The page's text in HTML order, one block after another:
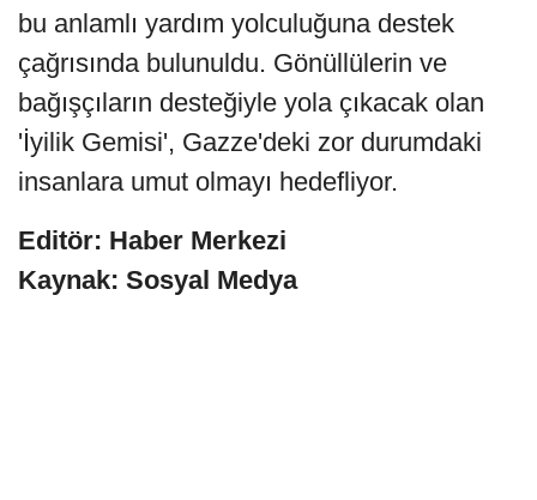
bu anlamlı yardım yolculuğuna destek
çağrısında bulunuldu. Gönüllülerin ve
bağışçıların desteğiyle yola çıkacak olan
'İyilik Gemisi', Gazze'deki zor durumdaki
insanlara umut olmayı hedefliyor.
Editör: Haber Merkezi
Kaynak: Sosyal Medya